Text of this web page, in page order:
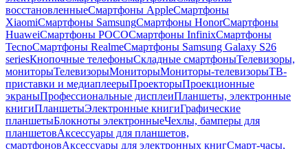
восстановленныеСмартфоны AppleСмартфоны
XiaomiСмартфоны SamsungСмартфоны HonorСмартфоны
HuaweiСмартфоны POCOСмартфоны InfinixСмартфоны
TecnoСмартфоны RealmeСмартфоны Samsung Galaxy S26
seriesКнопочные телефоныСкладные смартфоныТелевизоры,
мониторыТелевизорыМониторыМониторы-телевизорыТВ-
приставки и медиаплеерыПроекторыПроекционные
экраныПрофессиональные дисплеиПланшеты, электронные
книгиПланшетыЭлектронные книгиГрафические
планшетыБлокноты электронныеЧехлы, бамперы для
планшетовАксессуары для планшетов,
смартфоновАксессуары для электронных книгСмарт-часы,